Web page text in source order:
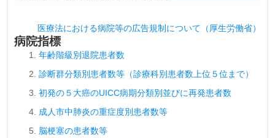
医療法における病院等の広告規制について（厚生労働省）
病院指標
年齢階級別退院患者数
診断群分類別患者数等（診療科別患者数上位５位まで）
初発の５大癌のUICC病期分類別並びに再発患者数
成人市中肺炎の重症度別患者数等
脳梗塞の患者数等